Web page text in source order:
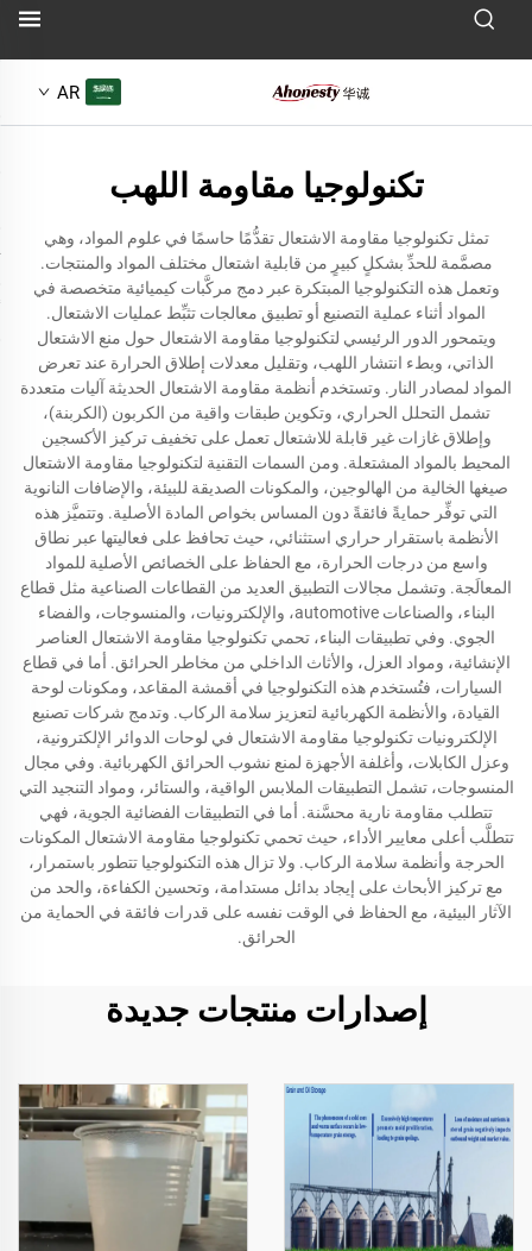
AR
تكنولوجيا مقاومة اللهب
تمثل تكنولوجيا مقاومة الاشتعال تقدُّمًا حاسمًا في علوم المواد، وهي
مصمَّمة للحدِّ بشكلٍ كبيرٍ من قابلية اشتعال مختلف المواد والمنتجات.
وتعمل هذه التكنولوجيا المبتكرة عبر دمج مركَّبات كيميائية متخصصة في
المواد أثناء عملية التصنيع أو تطبيق معالجات تثبِّط عمليات الاشتعال.
ويتمحور الدور الرئيسي لتكنولوجيا مقاومة الاشتعال حول منع الاشتعال
الذاتي، وبطء انتشار اللهب، وتقليل معدلات إطلاق الحرارة عند تعرض
المواد لمصادر النار. وتستخدم أنظمة مقاومة الاشتعال الحديثة آليات متعددة
تشمل التحلل الحراري، وتكوين طبقات واقية من الكربون (الكربنة)،
وإطلاق غازات غير قابلة للاشتعال تعمل على تخفيف تركيز الأكسجين
المحيط بالمواد المشتعلة. ومن السمات التقنية لتكنولوجيا مقاومة الاشتعال
صيغها الخالية من الهالوجين، والمكونات الصديقة للبيئة، والإضافات النانوية
التي توفِّر حمايةً فائقةً دون المساس بخواص المادة الأصلية. وتتميَّز هذه
الأنظمة باستقرار حراري استثنائي، حيث تحافظ على فعاليتها عبر نطاق
واسع من درجات الحرارة، مع الحفاظ على الخصائص الأصلية للمواد
المعالَجة. وتشمل مجالات التطبيق العديد من القطاعات الصناعية مثل قطاع
البناء، والصناعات automotive، والإلكترونيات، والمنسوجات، والفضاء
الجوي. وفي تطبيقات البناء، تحمي تكنولوجيا مقاومة الاشتعال العناصر
الإنشائية، ومواد العزل، والأثاث الداخلي من مخاطر الحرائق. أما في قطاع
السيارات، فتُستخدم هذه التكنولوجيا في أقمشة المقاعد، ومكونات لوحة
القيادة، والأنظمة الكهربائية لتعزيز سلامة الركاب. وتدمج شركات تصنيع
الإلكترونيات تكنولوجيا مقاومة الاشتعال في لوحات الدوائر الإلكترونية،
وعزل الكابلات، وأغلفة الأجهزة لمنع نشوب الحرائق الكهربائية. وفي مجال
المنسوجات، تشمل التطبيقات الملابس الواقية، والستائر، ومواد التنجيد التي
تتطلب مقاومة نارية محسَّنة. أما في التطبيقات الفضائية الجوية، فهي
تتطلَّب أعلى معايير الأداء، حيث تحمي تكنولوجيا مقاومة الاشتعال المكونات
الحرجة وأنظمة سلامة الركاب. ولا تزال هذه التكنولوجيا تتطور باستمرار،
مع تركيز الأبحاث على إيجاد بدائل مستدامة، وتحسين الكفاءة، والحد من
الآثار البيئية، مع الحفاظ في الوقت نفسه على قدرات فائقة في الحماية من
الحرائق.
إصدارات منتجات جديدة